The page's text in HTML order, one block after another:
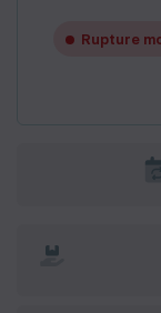
Rupture